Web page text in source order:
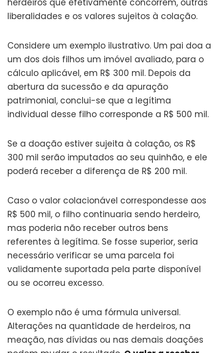
herdeiros que efetivamente concorrem, outras
liberalidades e os valores sujeitos à colação.
Considere um exemplo ilustrativo. Um pai doa a
um dos dois filhos um imóvel avaliado, para o
cálculo aplicável, em R$ 300 mil. Depois da
abertura da sucessão e da apuração
patrimonial, conclui-se que a legítima
individual desse filho corresponde a R$ 500 mil.
Se a doação estiver sujeita à colação, os R$
300 mil serão imputados ao seu quinhão, e ele
poderá receber a diferença de R$ 200 mil.
Caso o valor colacionável correspondesse aos
R$ 500 mil, o filho continuaria sendo herdeiro,
mas poderia não receber outros bens
referentes à legítima. Se fosse superior, seria
necessário verificar se uma parcela foi
validamente suportada pela parte disponível
ou se ocorreu excesso.
O exemplo não é uma fórmula universal.
Alterações na quantidade de herdeiros, na
meação, nas dívidas ou nas demais doações